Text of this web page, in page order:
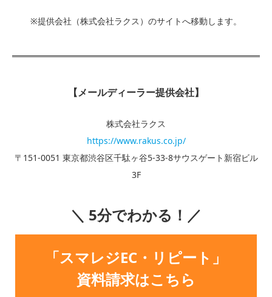
※提供会社（株式会社ラクス）のサイトへ移動します。
【メールディーラー提供会社】
株式会社ラクス
https://www.rakus.co.jp/
〒151-0051 東京都渋谷区千駄ヶ谷5-33-8サウスゲート新宿ビル
3F
＼ 5分でわかる！／
「スマレジEC・リピート」
資料請求はこちら